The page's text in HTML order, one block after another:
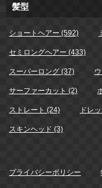
髪型
ショートヘアー (592)
セミロングヘアー (433)
スーパーロング (37)
サーファーカット (2)
ストレート (24) ドレ
スキンヘッド (3)
プライバシーポリシー